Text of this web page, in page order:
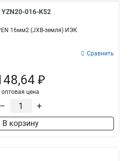
YZN20-016-K52
16мм2 (JXB-земля) ИЭК
Сравнить
₽
оптовая цена
– +
В корзину